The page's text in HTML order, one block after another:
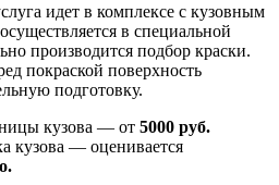
идет в комплексе с кузовным
в специальной
производится подбор краски.
покраской поверхность
подготовку.
кузова — от 5000 руб.
кузова — оценивается